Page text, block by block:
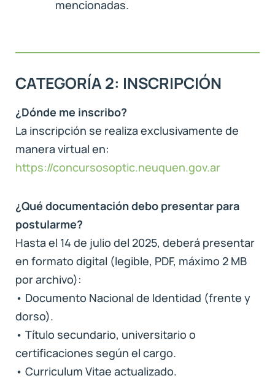
mencionadas.
CATEGORÍA 2: INSCRIPCIÓN
¿Dónde me inscribo?
La inscripción se realiza exclusivamente de
manera virtual en:
https://concursosoptic.neuquen.gov.ar
¿Qué documentación debo presentar para
postularme?
Hasta el 14 de julio del 2025, deberá presentar
en formato digital (legible, PDF, máximo 2 MB
por archivo):
• Documento Nacional de Identidad (frente y
dorso).
• Título secundario, universitario o
certificaciones según el cargo.
• Curriculum Vitae actualizado.